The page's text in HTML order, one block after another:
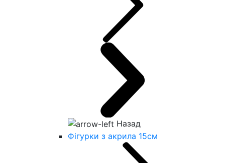
Назад
Фігурки з акрила 15см